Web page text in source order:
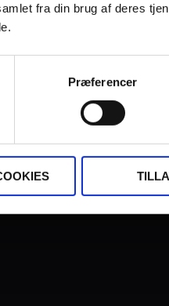
fra din brug af deres
Præferencer